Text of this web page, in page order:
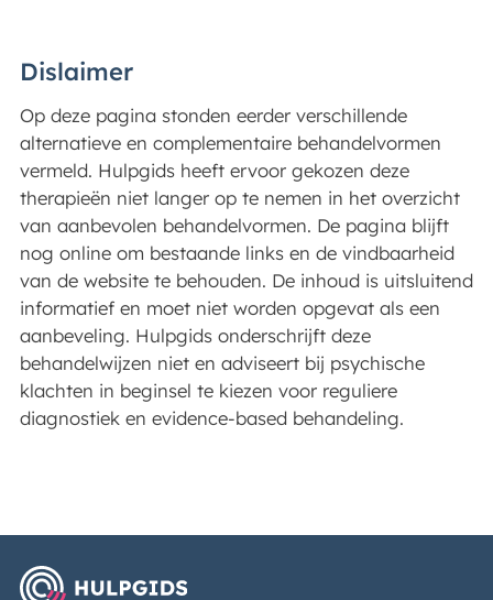
Dislaimer
Op deze pagina stonden eerder verschillende
alternatieve en complementaire behandelvormen
vermeld. Hulpgids heeft ervoor gekozen deze
therapieën niet langer op te nemen in het overzicht
van aanbevolen behandelvormen. De pagina blijft
nog online om bestaande links en de vindbaarheid
van de website te behouden. De inhoud is uitsluitend
informatief en moet niet worden opgevat als een
aanbeveling. Hulpgids onderschrijft deze
behandelwijzen niet en adviseert bij psychische
klachten in beginsel te kiezen voor reguliere
diagnostiek en evidence-based behandeling.